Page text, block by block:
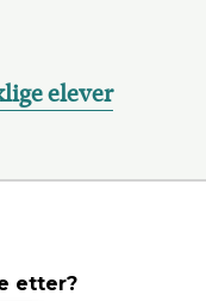
elever
etter?